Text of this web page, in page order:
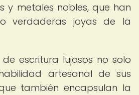
y metales nobles, que han
verdaderas joyas de la
de escritura lujosos no solo
artesanal de sus
también encapsulan la